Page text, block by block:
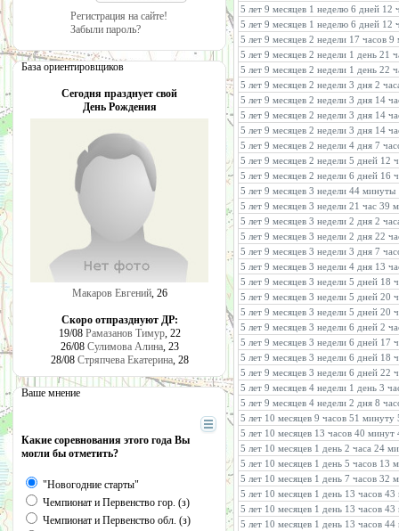
Регистрация на сайте!
Забыли пароль?
База ориентировщиков
Сегодня празднует свой
День Рождения
Макаров Евгений, 26
Скоро отпразднуют ДР:
19/08 Рамазанов Тимур, 22
26/08 Сулимова Алина, 23
28/08 Стряпчева Екатерина, 28
Ваше мнение
Какие соревнования этого года Вы
могли бы отметить?
"Новогодние старты"
Чемпионат и Первенство гор. (з)
Чемпионат и Первенство обл. (з)
5 лет 9 месяцев 1 неделю 6 дней 12
5 лет 9 месяцев 1 неделю 6 дней 12
5 лет 9 месяцев 2 недели 17 часов
5 лет 9 месяцев 2 недели 1 день 21
5 лет 9 месяцев 2 недели 1 день 22
5 лет 9 месяцев 2 недели 3 дня 2
5 лет 9 месяцев 2 недели 3 дня 14
5 лет 9 месяцев 2 недели 3 дня 14
5 лет 9 месяцев 2 недели 3 дня 14
5 лет 9 месяцев 2 недели 4 дня 7
5 лет 9 месяцев 2 недели 5 дней 12
5 лет 9 месяцев 2 недели 6 дней 16
5 лет 9 месяцев 3 недели 44 минуты
5 лет 9 месяцев 3 недели 21 час 39
5 лет 9 месяцев 3 недели 2 дня 2
5 лет 9 месяцев 3 недели 2 дня 22
5 лет 9 месяцев 3 недели 3 дня 7
5 лет 9 месяцев 3 недели 4 дня 13
5 лет 9 месяцев 3 недели 5 дней 18
5 лет 9 месяцев 3 недели 5 дней 20
5 лет 9 месяцев 3 недели 5 дней 20
5 лет 9 месяцев 3 недели 6 дней 2
5 лет 9 месяцев 3 недели 6 дней 17
5 лет 9 месяцев 3 недели 6 дней 18
5 лет 9 месяцев 3 недели 6 дней 22
5 лет 9 месяцев 4 недели 1 день 3
5 лет 9 месяцев 4 недели 2 дня 8
5 лет 10 месяцев 9 часов 51 минуту
5 лет 10 месяцев 13 часов 40 минут
5 лет 10 месяцев 1 день 2 часа 24
5 лет 10 месяцев 1 день 5 часов 13
5 лет 10 месяцев 1 день 7 часов 32
5 лет 10 месяцев 1 день 13 часов
5 лет 10 месяцев 1 день 13 часов
5 лет 10 месяцев 1 день 13 часов